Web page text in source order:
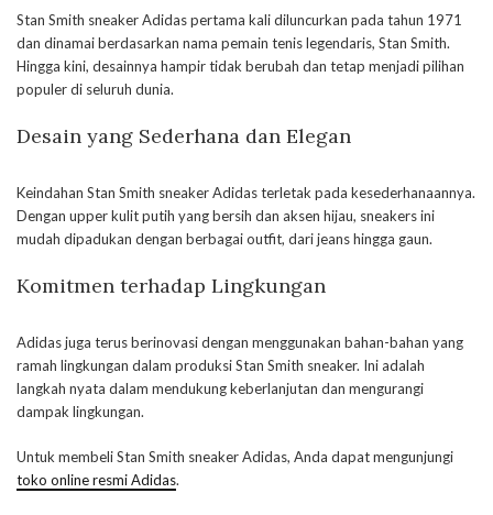
Stan Smith sneaker Adidas pertama kali diluncurkan pada tahun 1971
dan dinamai berdasarkan nama pemain tenis legendaris, Stan Smith.
Hingga kini, desainnya hampir tidak berubah dan tetap menjadi pilihan
populer di seluruh dunia.
Desain yang Sederhana dan Elegan
Keindahan Stan Smith sneaker Adidas terletak pada kesederhanaannya.
Dengan upper kulit putih yang bersih dan aksen hijau, sneakers ini
mudah dipadukan dengan berbagai outfit, dari jeans hingga gaun.
Komitmen terhadap Lingkungan
Adidas juga terus berinovasi dengan menggunakan bahan-bahan yang
ramah lingkungan dalam produksi Stan Smith sneaker. Ini adalah
langkah nyata dalam mendukung keberlanjutan dan mengurangi
dampak lingkungan.
Untuk membeli Stan Smith sneaker Adidas, Anda dapat mengunjungi
toko online resmi Adidas.